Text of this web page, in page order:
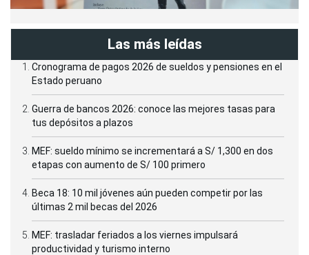
Las más leídas
Cronograma de pagos 2026 de sueldos y pensiones en el
Estado peruano
Guerra de bancos 2026: conoce las mejores tasas para
tus depósitos a plazos
MEF: sueldo mínimo se incrementará a S/ 1,300 en dos
etapas con aumento de S/ 100 primero
Beca 18: 10 mil jóvenes aún pueden competir por las
últimas 2 mil becas del 2026
MEF: trasladar feriados a los viernes impulsará
productividad y turismo interno